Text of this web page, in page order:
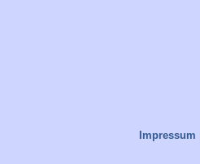
Impressum